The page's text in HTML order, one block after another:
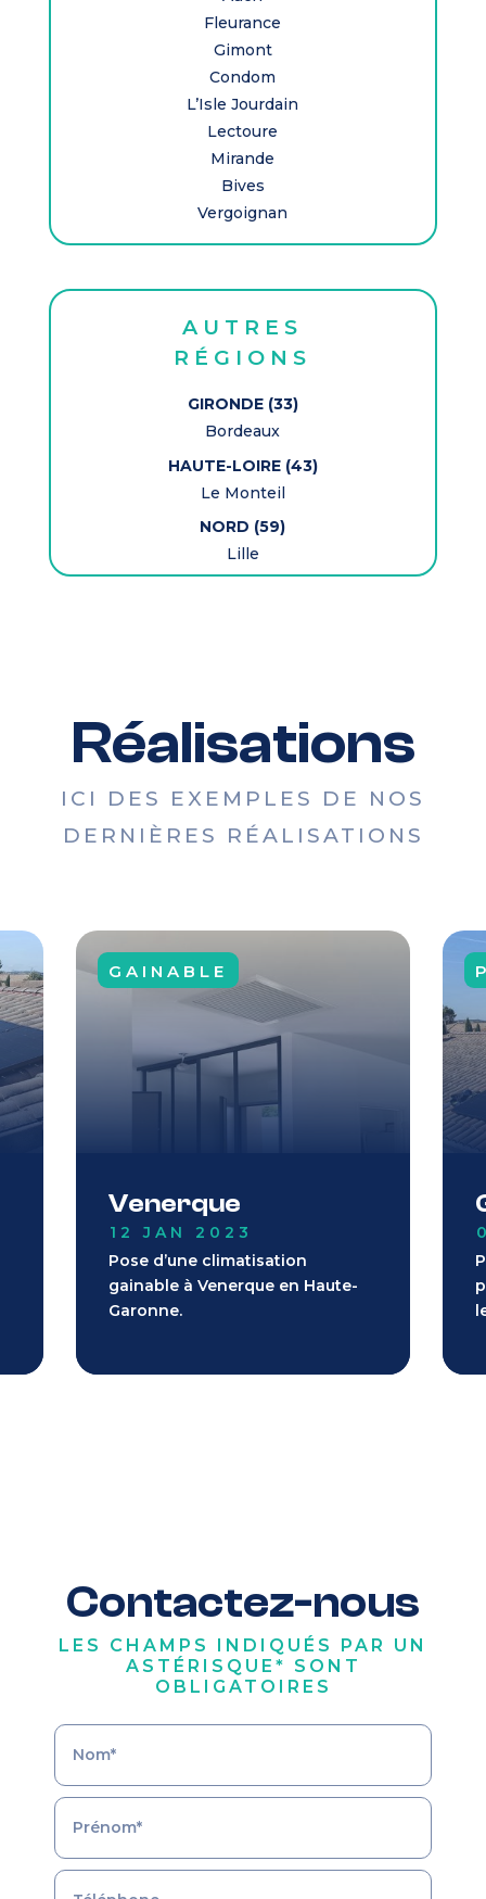
Fleurance
Gimont
Condom
L’Isle Jourdain
Lectoure
Mirande
Bives
Vergoignan
AUTRES
RÉGIONS
GIRONDE (33)
Bordeaux
HAUTE-LOIRE (43)
Le Monteil
NORD (59)
Lille
Réalisations
ICI DES EXEMPLES DE NOS
DERNIÈRES RÉALISATIONS
GAINABLE
Venerque
12 JAN 2023
Pose d’une climatisation
gainable à Venerque en Haute-
Garonne.
Contactez-nous
LES CHAMPS INDIQUÉS PAR UN
ASTÉRISQUE* SONT
OBLIGATOIRES